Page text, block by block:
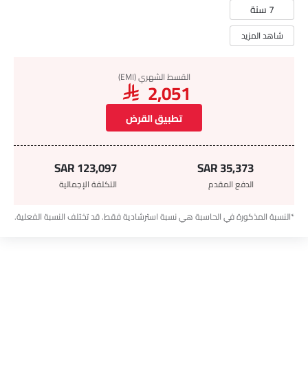
7 سنة
شاهد المزيد
القسط الشهري (EMI)
SAR 2,051
تطبيق القرض
SAR 35,373
الدفع المقدم
SAR 123,097
التكلفة الإجمالية
*النسبة المذكورة في الحاسبة هي نسبة استرشادية فقط. قد تختلف النسبة الفعلية.